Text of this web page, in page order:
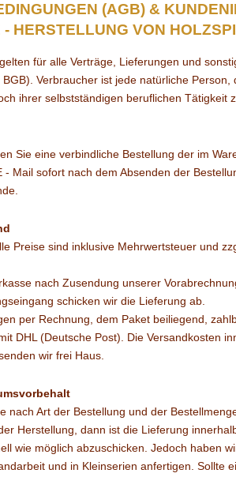
(AGB) &
HERSTELLUNG VON
für alle Verträge, Lieferungen und
Ver­braucher ist jede natürliche
ihrer selbstständigen beruflichen Tätigkeit
Sie eine verbindliche Bestellung der im
Mail sofort nach dem Absenden der
Preise sind inklusive Mehrwertsteuer und
nach Zusendung unserer
schicken wir die Lieferung ab.
per Rechnung, dem Paket beiliegend,
DHL (Deutsche Post). Die Versandkosten
wir frei Haus.
nach Art der Bestellung und der
Herstellung, dann ist die Lieferung
wie möglich abzuschicken. Jedoch haben
und in Kleinserien anfertigen. Sollte